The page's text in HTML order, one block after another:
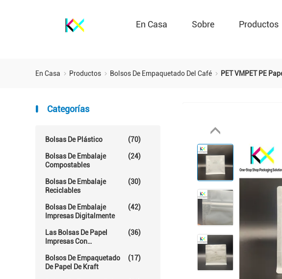
En Casa Sobre Productos
En Casa Productos Bolsos De Empaquetado Del Café PET VMPET PE
Categorías
Bolsas De Plástico (70)
Bolsas De Embalaje
Compostables
(24)
Bolsas De Embalaje
Reciclables
(30)
Bolsas De Embalaje
Impresas Digitalmente
(42)
Las Bolsas De Papel
Impresas Con
(36)
Bolsos De Empaquetado
De Papel De Kraft
(17)